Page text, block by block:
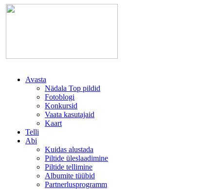
Avasta
Nädala Top pildid
Fotoblogi
Konkursid
Vaata kasutajaid
Kaart
Telli
Abi
Kuidas alustada
Piltide üleslaadimine
Piltide tellimine
Albumite tüübid
Partnerlusprogramm